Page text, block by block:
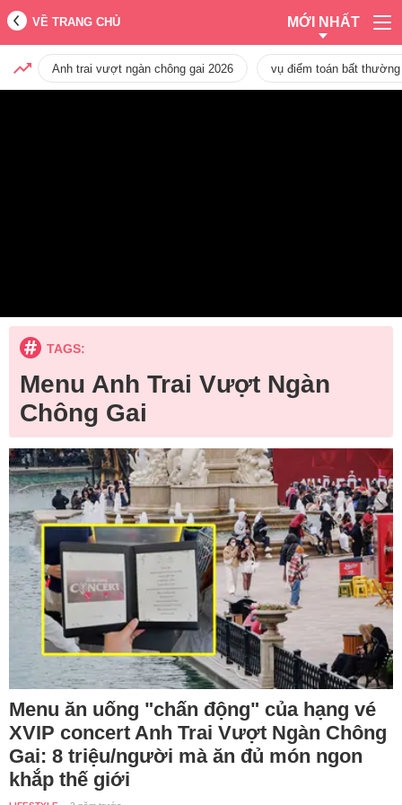
VỀ TRANG CHỦ MỚI NHẤT
Anh trai vượt ngàn chông gai 2026 vụ điểm toán bất
TAGS:
Menu Anh Trai Vượt Ngàn
Chông Gai
Menu ăn uống "chấn động" của hạng vé
XVIP concert Anh Trai Vượt Ngàn Chông
Gai: 8 triệu/người mà ăn đủ món ngon
khắp thế giới